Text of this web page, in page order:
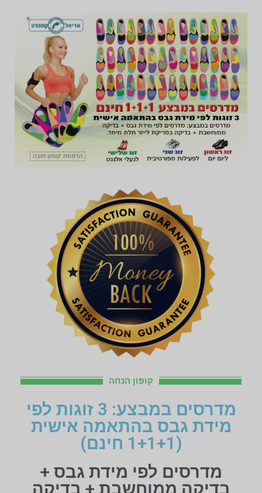
קופון הנחה
מדרסים במבצע: 3 זוגות לפי
מידת גבס בהתאמה אישית
(1+1+1 חינם)
מדרסים לפי מידת גבס +
בדיקה ממוחשבת + בדיקה